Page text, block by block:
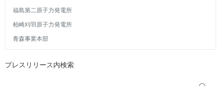
福島第二原子力発電所
柏崎刈羽原子力発電所
青森事業本部
プレスリリース内検索